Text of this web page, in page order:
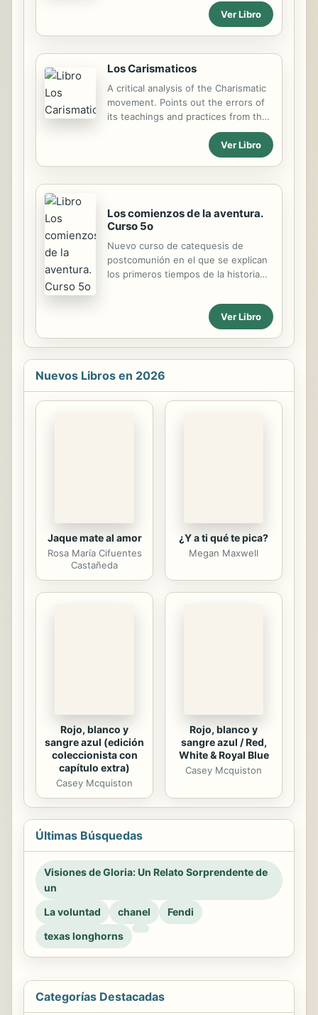
ojos, las cosas que han creido por
anos se perderian en la nada, en un
Otra Gloria no es un libro para
'ninos', es para gente madura, capaz
de soportar la verdad por dura que
esta sea, capaz de enfrentar la
discrepancia con entereza y permitir
cuando hablamos de 'la otra gloria'
nos referimos no solo a una
experiencia espiritual, sublime y
gloriosa, sino a la manifestacion
Ver Libro
Los Carismaticos
A critical analysis of the Charismatic
movement. Points out the errors of
its teachings and practices from the
Ver Libro
Los comienzos de la aventura.
Curso 5o
Nuevo curso de catequesis de
postcomunión en el que se explican
los primeros tiempos de la historia
Ver Libro
Nuevos Libros en 2026
Jaque mate al amor
Rosa María Cifuentes
Castañeda
¿Y a ti qué te pica?
Megan Maxwell
Rojo, blanco y
sangre azul (edición
coleccionista con
capítulo extra)
Casey Mcquiston
Rojo, blanco y
sangre azul / Red,
White & Royal Blue
Casey Mcquiston
Últimas Búsquedas
Visiones de Gloria: Un Relato Sorprendente de
un
La voluntad
chanel
Fendi
texas longhorns
Categorías Destacadas